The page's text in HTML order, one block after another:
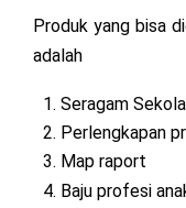
Produk yang bisa
adalah
Seragam
Perlengkapan
Map raport
Baju profesi